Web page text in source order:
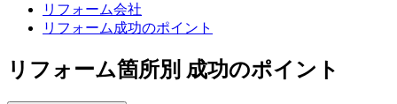
リフォーム会社
リフォーム成功のポイント
リフォーム箇所別 成功のポイント